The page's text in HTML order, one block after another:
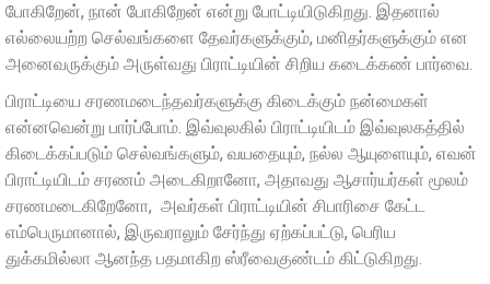
போகிறேன், நான் போகிறேன் என்று போட்டியிடுகிறது. இதனால்
எல்லையற்ற செல்வங்களை தேவர்களுக்கும், மனிதர்களுக்கும் என
அனைவருக்கும் அருள்வது பிராட்டியின் சிறிய கடைக்கண் பார்வை.
பிராட்டியை சரணமடைந்தவர்களுக்கு கிடைக்கும் நன்மைகள்
என்னவென்று பார்ப்போம். இவ்வுலகில் பிராட்டியிடம் இவ்வுலகத்தில்
கிடைக்கப்படும் செல்வங்களும், வயதையும், நல்ல ஆயுளையும், எவன்
பிராட்டியிடம் சரணம் அடைகிறானோ, அதாவது ஆசார்யர்கள் மூலம்
சரணமடைகிறேனோ, அவர்கள் பிராட்டியின் சிபாரிசை கேட்ட
எம்பெருமானால், இருவராலும் சேர்ந்து ஏற்கப்பட்டு, பெரிய
துக்கமில்லா ஆனந்த பதமாகிற ஸ்ரீவைகுண்டம் கிட்டுகிறது.